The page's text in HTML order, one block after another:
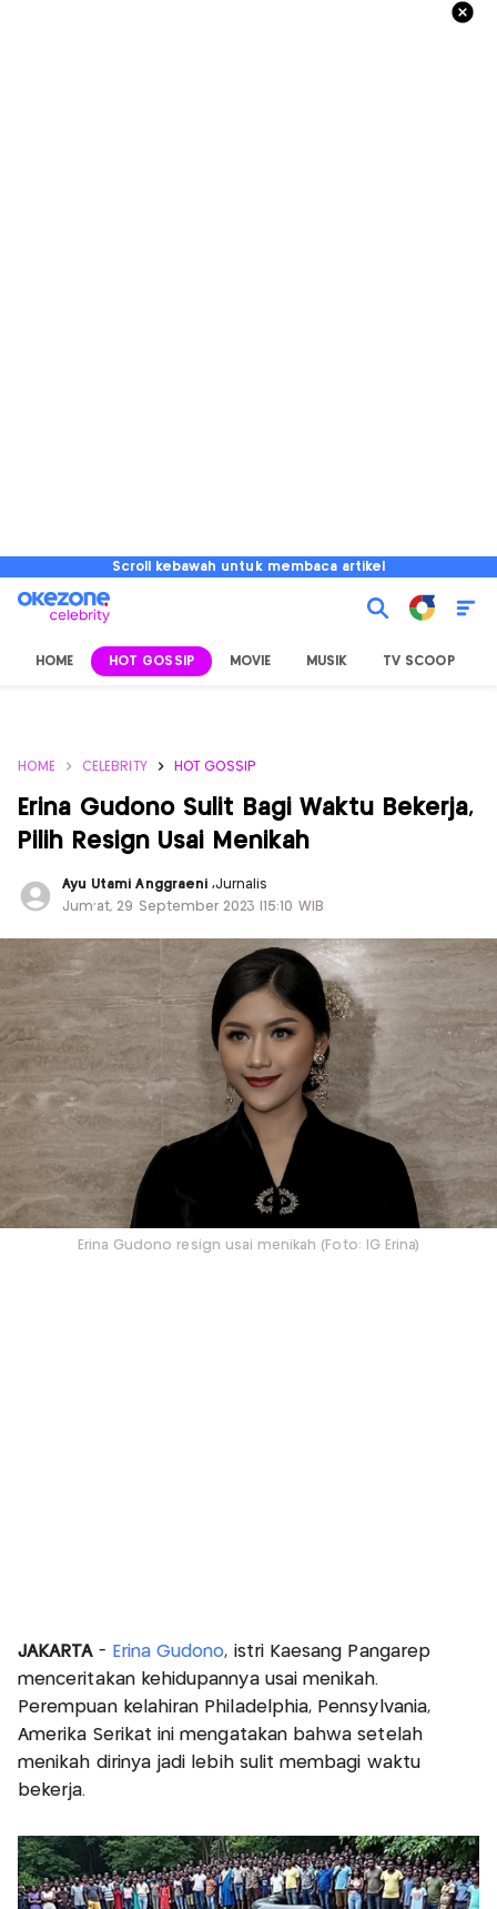
Scroll kebawah untuk membaca artikel
HOME HOT GOSSIP MOVIE MUSIK TV SCOOP
HOME CELEBRITY HOT GOSSIP
Erina Gudono Sulit Bagi Waktu Bekerja,
Pilih Resign Usai Menikah
Ayu Utami Anggraeni ,Jurnalis
Jum'at, 29 September 2023 |15:10 WIB
Erina Gudono resign usai menikah (Foto: IG Erina)
JAKARTA - Erina Gudono, istri Kaesang Pangarep
menceritakan kehidupannya usai menikah.
Perempuan kelahiran Philadelphia, Pennsylvania,
Amerika Serikat ini mengatakan bahwa setelah
menikah dirinya jadi lebih sulit membagi waktu
bekerja.